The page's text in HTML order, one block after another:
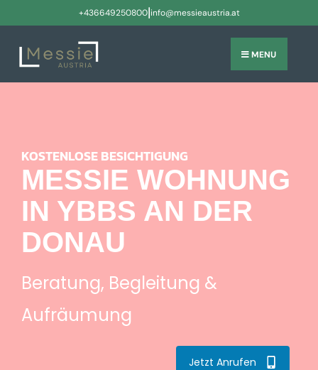
+436649250800|info@messieaustria.at
MENU
KOSTENLOSE BESICHTIGUNG
MESSIE WOHNUNG
IN YBBS AN DER
DONAU
Beratung, Begleitung &
Aufräumung
Jetzt Anrufen